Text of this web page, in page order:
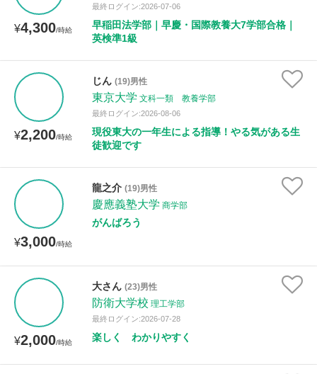
¥4,300/時給
最終ログイン:2026-07-06
早稲田法学部｜早慶・国際教養大7学部合格｜
英検準1級
¥2,200/時給
じん (19)男性
東京大学 文科一類 教養学部
最終ログイン:2026-08-06
現役東大の一年生による指導！やる気がある生
徒歓迎です
¥3,000/時給
龍之介 (19)男性
慶應義塾大学 商学部
がんばろう
¥2,000/時給
大さん (23)男性
防衛大学校 理工学部
最終ログイン:2026-07-28
楽しく わかりやすく